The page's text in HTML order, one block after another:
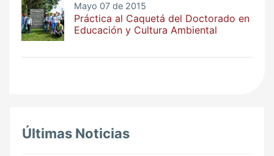
Mayo 07 de 2015
Práctica al Caquetá del Doctorado en
Educación y Cultura Ambiental
Últimas Noticias